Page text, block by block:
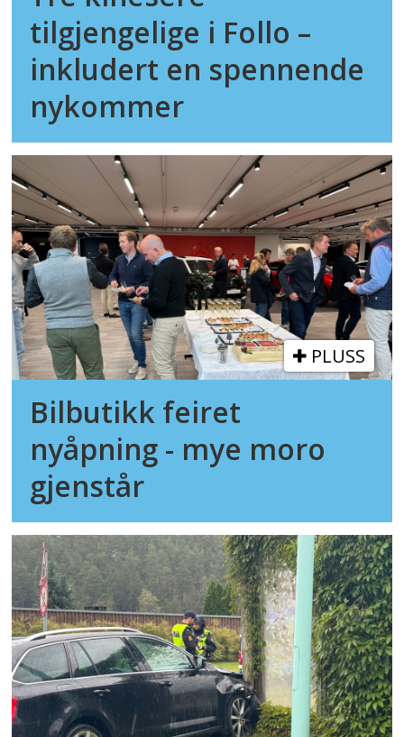
tilgjengelige i Follo –
inkludert en spennende
nykommer
PLUSS
Bilbutikk feiret
nyåpning - mye moro
gjenstår